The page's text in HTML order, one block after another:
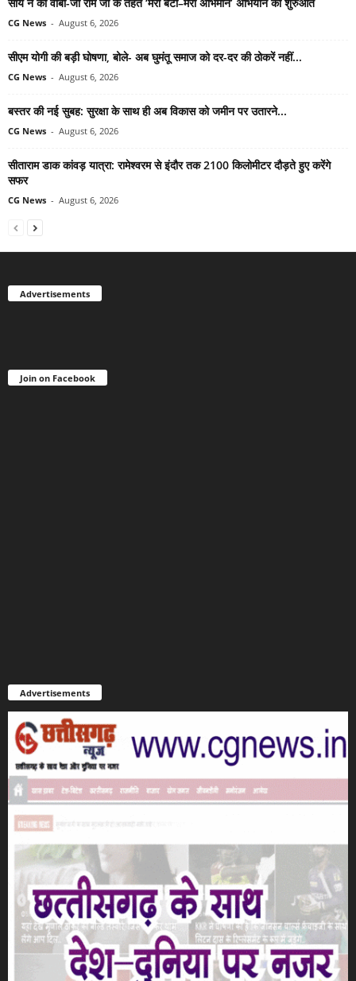
CG News - August 6, 2026
सीएम योगी की बड़ी घोषणा, बोले- अब घुमंतू समाज को दर-दर की ठोकरें नहीं...
CG News - August 6, 2026
बस्तर की नई सुबह: सुरक्षा के साथ ही अब विकास को जमीन पर उतारने...
CG News - August 6, 2026
सीताराम डाक कांवड़ यात्रा: रामेश्वरम से इंदौर तक 2100 किलोमीटर दौड़ते हुए करेंगे
सफर
CG News - August 6, 2026
Advertisements
Join on Facebook
Advertisements